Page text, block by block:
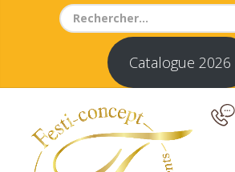
Search
Catalogue 2026